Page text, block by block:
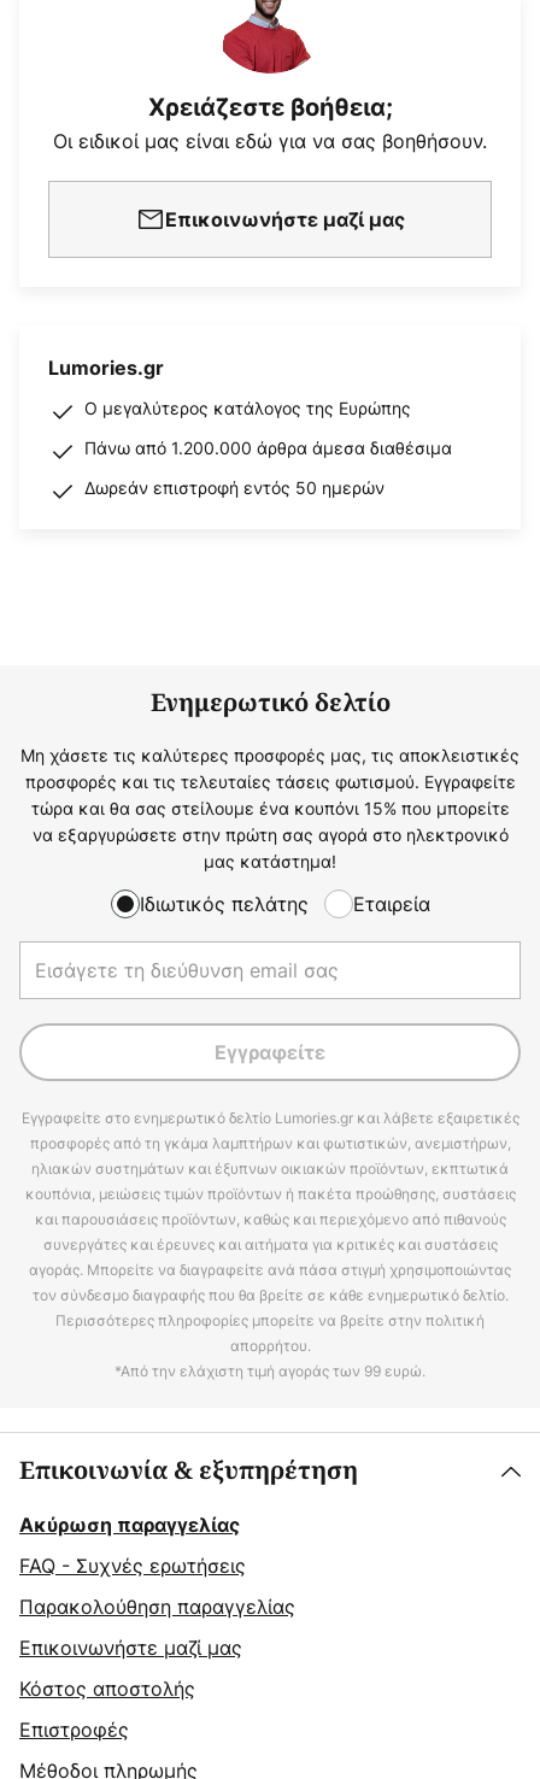
Χρειάζεστε βοήθεια;
Οι ειδικοί μας είναι εδώ για να σας βοηθήσουν.
Επικοινωνήστε μαζί μας
Lumories.gr
Ο μεγαλύτερος κατάλογος της Ευρώπης
Πάνω από 1.200.000 άρθρα άμεσα διαθέσιμα
Δωρεάν επιστροφή εντός 50 ημερών
Ενημερωτικό δελτίο
Μη χάσετε τις καλύτερες προσφορές μας, τις αποκλειστικές
προσφορές και τις τελευταίες τάσεις φωτισμού. Εγγραφείτε
τώρα και θα σας στείλουμε ένα κουπόνι 15% που μπορείτε
να εξαργυρώσετε στην πρώτη σας αγορά στο ηλεκτρονικό
μας κατάστημα!
Ιδιωτικός πελάτης Εταιρεία
Εγγραφείτε
Εγγραφείτε στο ενημερωτικό δελτίο Lumories.gr και λάβετε εξαιρετικές
προσφορές από τη γκάμα λαμπτήρων και φωτιστικών, ανεμιστήρων,
ηλιακών συστημάτων και έξυπνων οικιακών προϊόντων, εκπτωτικά
κουπόνια, μειώσεις τιμών προϊόντων ή πακέτα προώθησης, συστάσεις
και παρουσιάσεις προϊόντων, καθώς και περιεχόμενο από πιθανούς
συνεργάτες και έρευνες και αιτήματα για κριτικές και συστάσεις
αγοράς. Μπορείτε να διαγραφείτε ανά πάσα στιγμή χρησιμοποιώντας
τον σύνδεσμο διαγραφής που θα βρείτε σε κάθε ενημερωτικό δελτίο.
Περισσότερες πληροφορίες μπορείτε να βρείτε στην πολιτική
απορρήτου.
*Από την ελάχιστη τιμή αγοράς των 99 ευρώ.
Επικοινωνία & εξυπηρέτηση
Ακύρωση παραγγελίας
FAQ - Συχνές ερωτήσεις
Παρακολούθηση παραγγελίας
Επικοινωνήστε μαζί μας
Κόστος αποστολής
Επιστροφές
Μέθοδοι πληρωμής